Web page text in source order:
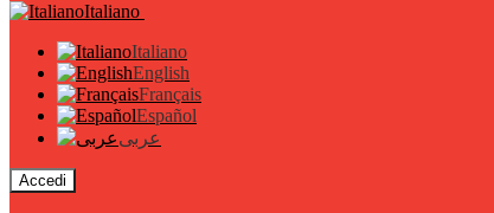
Italiano
Italiano
English
Français
Español
عربى
Accedi